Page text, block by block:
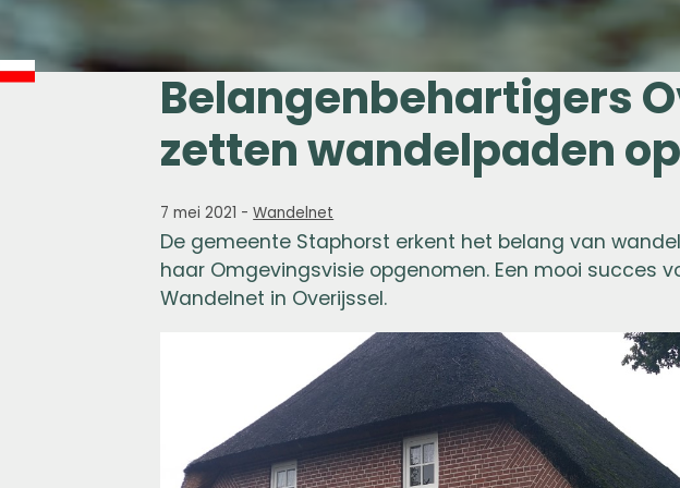
Belangenbehartigers
zetten wandelpaden
7 mei 2021 -Wandelnet
De gemeente Staphorst erkent het belang van
haar Omgevingsvisie opgenomen. Een mooi succes
Wandelnet in Overijssel.